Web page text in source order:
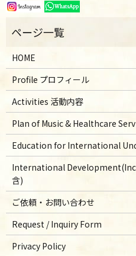
HOME
Profile プロフィール
Activities 活動内容
Plan of Music & Healthcare
Education for International
International
含)
ご依頼・お問い合わせ
Request / Inquiry Form
Privacy Policy